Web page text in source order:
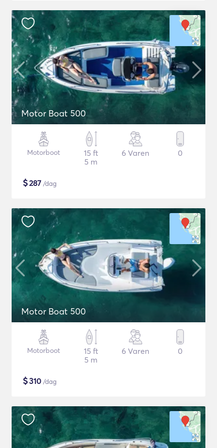
Motor Boat 500
Motorboot
15 ft
5 m
6 Varen 0
$287 /dag
Motor Boat 500
Motorboot
15 ft
5 m
6 Varen 0
$310 /dag